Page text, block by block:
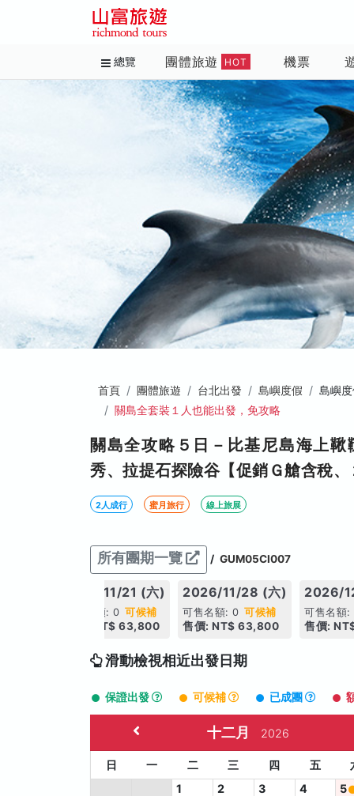
總覽 團體旅遊 HOT 機票
首頁 團體旅遊 台北出發 島嶼度假
島嶼
關島全套裝１人也能出發，免攻略
關島全攻略５日－比基尼島海上
秀、拉提石探險谷【促銷Ｇ艙含稅
2人成行 蜜月旅行 線上旅展
所有團期一覽 / GUM05CI007
2026/11/21 (六)
可售名額: 0 可候補
售價: NT$ 63,800
2026/11/28 (六)
可售名額: 0 可候補
售價: NT$ 63,800
2026/
可售名額
售價:
滑動檢視相近出發日期
保證出發 可候補 已成團
十二月 2026
日 一 二 三 四 五
1
2 3 4 5